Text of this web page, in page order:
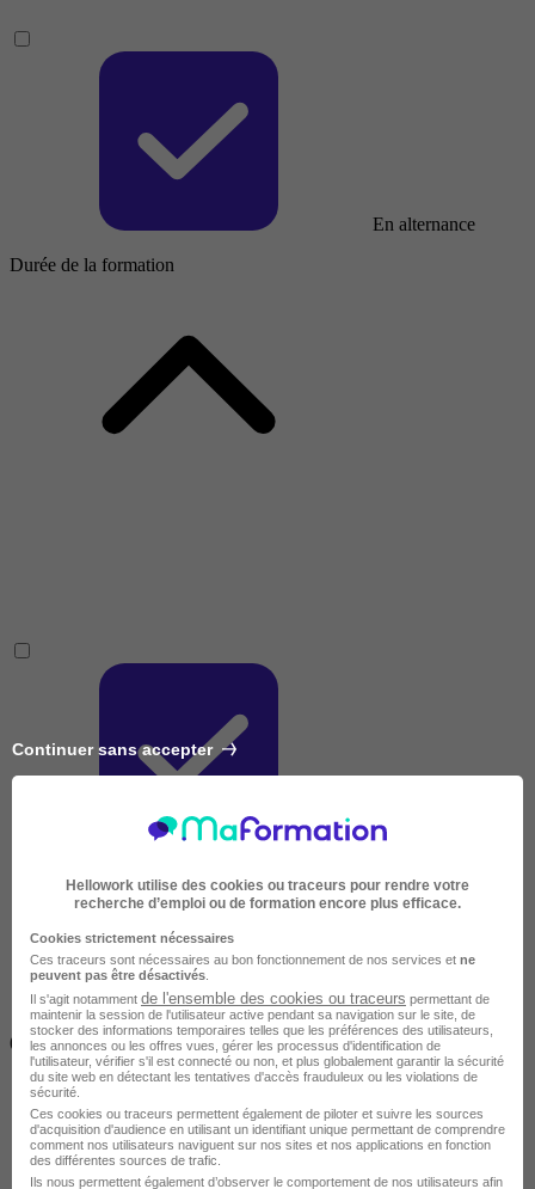
En alternance
Durée de la formation
Très courte
Inférieur à 2 jours
(14h)
Continuer sans accepter
Hellowork utilise des cookies ou traceurs pour rendre votre
recherche d’emploi ou de formation encore plus efficace.
Cookies strictement nécessaires
Ces traceurs sont nécessaires au bon fonctionnement de nos services et ne
peuvent pas être désactivés
Il s'agit notamment de l'ensemble des cookies ou traceurs permettant de
maintenir la session de l'utilisateur active pendant sa navigation sur le site, de
stocker des informations temporaires telles que les préférences des utilisateurs,
les annonces ou les offres vues, gérer les processus d'identification de
l'utilisateur, vérifier s'il est connecté ou non, et plus globalement garantir la sécurité
du site web en détectant les tentatives d'accès frauduleux ou les violations de
sécurité.
Ces cookies ou traceurs permettent également de piloter et suivre les sources
d'acquisition d'audience en utilisant un identifiant unique permettant de comprendre
comment nos utilisateurs naviguent sur nos sites et nos applications en fonction
des différentes sources de trafic.
Ils nous permettent également d’observer le comportement de nos utilisateurs afin